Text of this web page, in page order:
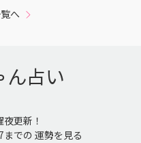
へ
ん占い
更新！
での 運勢を見る